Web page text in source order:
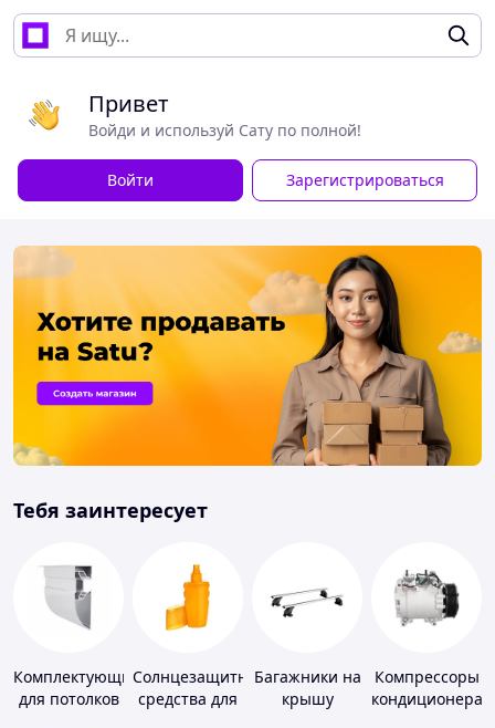
Привет
Войди и используй Сату по полной!
Войти Зарегистрироваться
Тебя заинтересует
Комплектующие
для потолков
Солнцезащитные
средства для
Багажники на
крышу
Компрессоры
кондиционера